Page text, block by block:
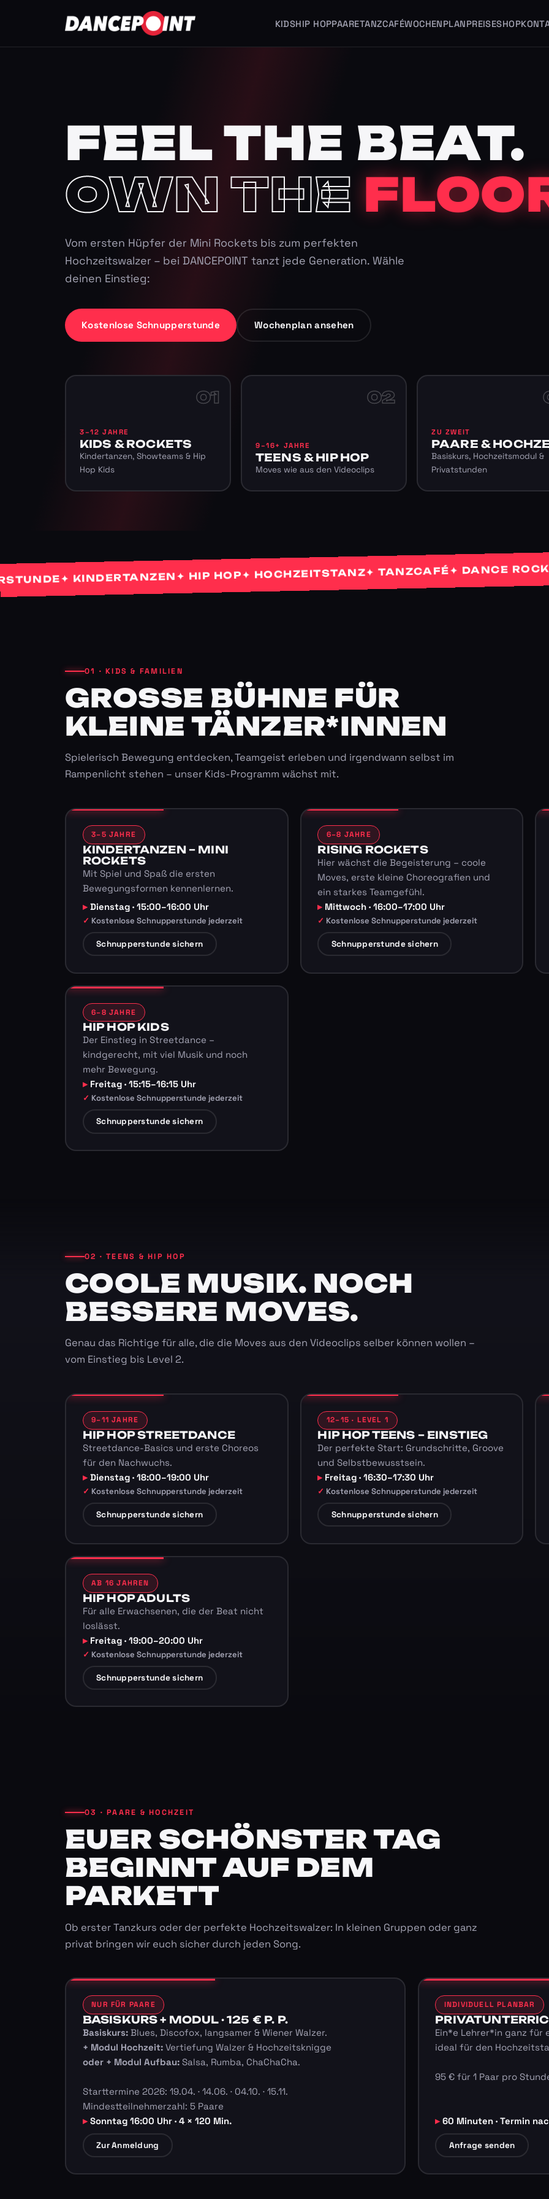
KIDSHIP HOPPAARETANZCAFÉWOCHENPLANPREISESHOP
FEEL THE BEAT.
OWN THE
Vom ersten Hüpfer der Mini Rockets bis zum perfekten
Hochzeitswalzer – bei DANCEPOINT tanzt jede Generation. Wähle
deinen Einstieg:
Kostenlose Schnupperstunde Wochenplan ansehen
01
3–12 JAHRE
KIDS & ROCKETS
Kindertanzen, Showteams & Hip
Hop Kids
02
9–16+ JAHRE
TEENS & HIP HOP
Moves wie aus den Videoclips
ZU ZWEIT
PAARE &
Basiskurs, Hochzeitsmodul &
Privatstunden
✦ KINDERTANZEN✦ HIP HOP✦ HOCHZEITSTANZ✦ TANZCAFÉ✦ DANCE ROCKETS✦
01 · KIDS & FAMILIEN
GROSSE BÜHNE FÜR K
LEINE TÄNZER*INNEN
Spielerisch Bewegung entdecken, Teamgeist erleben und irgendwann selbst im
Rampenlicht stehen – unser Kids-Programm wächst mit.
3–5 JAHRE
KINDERTANZEN – MINI
ROCKETS
Mit Spiel und Spaß die ersten
Bewegungsformen kennenlernen.
Dienstag · 15:00–16:00 Uhr
Kostenlose Schnupperstunde jederzeit
Schnupperstunde sichern
6–8 JAHRE
RISING ROCKETS
Hier wächst die Begeisterung – coole
Moves, erste kleine Choreografien und
ein starkes Teamgefühl.
Mittwoch · 16:00–17:00 Uhr
Kostenlose Schnupperstunde jederzeit
Schnupperstunde sichern
6–8 JAHRE
HIP HOP KIDS
Der Einstieg in Streetdance –
kindgerecht, mit viel Musik und noch
mehr Bewegung.
Freitag · 15:15–16:15 Uhr
Kostenlose Schnupperstunde jederzeit
Schnupperstunde sichern
02 · TEENS & HIP HOP
COOLE MUSIK. NOCH
BESSERE MOVES.
Genau das Richtige für alle, die die Moves aus den Videoclips selber können wollen –
vom Einstieg bis Level 2.
9–11 JAHRE
HIP HOP STREETDANCE
Streetdance-Basics und erste Choreos
für den Nachwuchs.
Dienstag · 18:00–19:00 Uhr
Kostenlose Schnupperstunde jederzeit
Schnupperstunde sichern
12–15 · LEVEL 1
HIP HOP TEENS – EINSTIEG
Der perfekte Start: Grundschritte, Groove
und Selbstbewusstsein.
Freitag · 16:30–17:30 Uhr
Kostenlose Schnupperstunde jederzeit
Schnupperstunde sichern
AB 16 JAHREN
HIP HOP ADULTS
Für alle Erwachsenen, die der Beat nicht
loslässt.
Freitag · 19:00–20:00 Uhr
Kostenlose Schnupperstunde jederzeit
Schnupperstunde sichern
03 · PAARE & HOCHZEIT
EUER SCHÖNSTER TAG
BEGINNT AUF DEM
PARKETT
Ob erster Tanzkurs oder der perfekte Hochzeitswalzer: In kleinen Gruppen oder ganz
privat bringen wir euch sicher durch jeden Song.
NUR FÜR PAARE
BASISKURS + MODUL · 125 € P. P.
Basiskurs:Blues, Discofox, langsamer & Wiener Walzer.
+ Modul Hochzeit:Vertiefung Walzer & Hochzeitsknigge
oder + Modul Aufbau:Salsa, Rumba, ChaChaCha.
Starttermine 2026: 19.04. · 14.06. · 04.10. · 15.11.
Mindestteilnehmerzahl: 5 Paare
Sonntag 16:00 Uhr · 4 × 120 Min.
Zur Anmeldung
INDIVIDUELL PLANBAR
Ein*e Lehrer*in ganz für
ideal für den
95 € für 1 Paar pro
60 Minuten · Termin
Anfrage senden